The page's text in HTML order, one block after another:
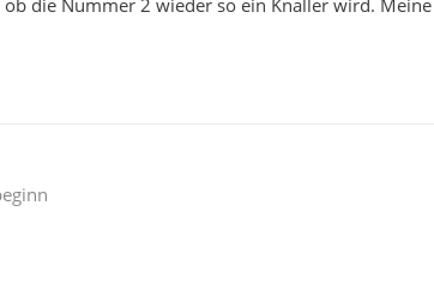
die Nummer 2 wieder so ein Knaller wird.